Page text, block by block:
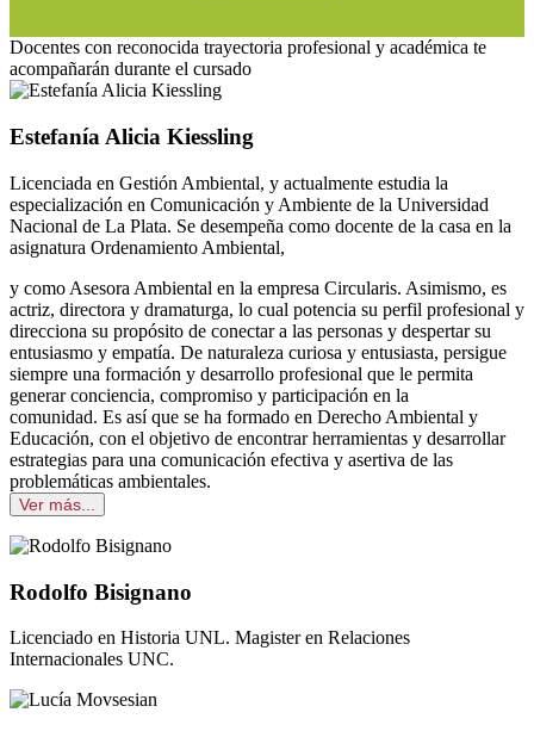
Docentes con reconocida trayectoria profesional y académica te
acompañarán durante el cursado
Estefanía Alicia Kiessling
Licenciada en Gestión Ambiental, y actualmente estudia la
especialización en Comunicación y Ambiente de la Universidad
Nacional de La Plata. Se desempeña como docente de la casa en la
asignatura Ordenamiento Ambiental,
y como Asesora Ambiental en la empresa Circularis. Asimismo, es
actriz, directora y dramaturga, lo cual potencia su perfil profesional y
direcciona su propósito de conectar a las personas y despertar su
entusiasmo y empatía. De naturaleza curiosa y entusiasta, persigue
siempre una formación y desarrollo profesional que le permita
generar conciencia, compromiso y participación en la
comunidad. Es así que se ha formado en Derecho Ambiental y
Educación, con el objetivo de encontrar herramientas y desarrollar
estrategias para una comunicación efectiva y asertiva de las
problemáticas ambientales.
Ver más...
Rodolfo Bisignano
Licenciado en Historia UNL. Magister en Relaciones
Internacionales UNC.